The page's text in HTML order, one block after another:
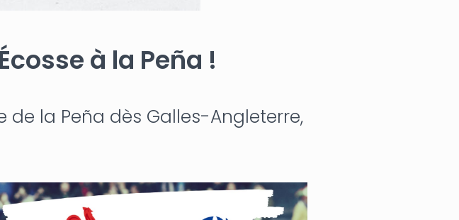
à la Peña !
de la Peña dès Galles-Angleterre,